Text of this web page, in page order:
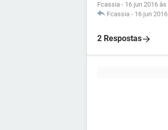
Fcassia - 16 jun 2016 às
Fcassia - 16 jun
2 Respostas